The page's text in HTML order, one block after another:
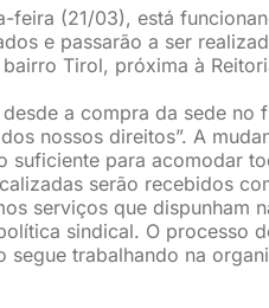
feira (21/03), está
e passarão a ser
Tirol, próxima à
a compra da sede no
nossos direitos”. A
suficiente para acomodar
serão recebidos
serviços que dispunham
sindical. O processo
trabalhando na